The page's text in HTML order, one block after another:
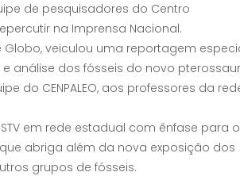
de pesquisadores do Centro
na Imprensa Nacional.
Globo, veiculou uma reportagem
análise dos fósseis do novo
do CENPALEO, aos professores da
em rede estadual com ênfase para o
abriga além da nova exposição dos
grupos de fósseis.